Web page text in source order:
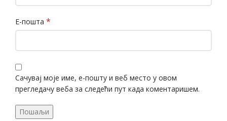
Е-пошта *
Сачувај моје име, е-пошту и веб место у овом
прегледачу веба за следећи пут када коментаришем.